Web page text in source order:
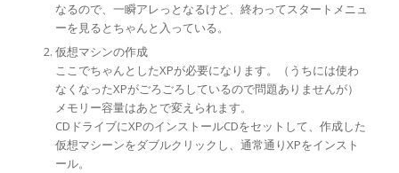
なるので、一瞬アレっとなるけど、終わってスタートメニュ
ーを見るとちゃんと入っている。
仮想マシンの作成
ここでちゃんとしたXPが必要になります。（うちには使わ
なくなったXPがごろごろしているので問題ありませんが）
メモリー容量はあとで変えられます。
CDドライブにXPのインストールCDをセットして、作成した
仮想マシーンをダブルクリックし、通常通りXPをインスト
ール。